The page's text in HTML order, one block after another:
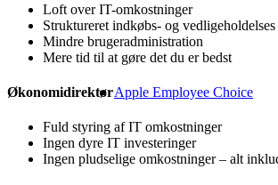
Apple Employee Choice
Loft over IT-omkostninger
Struktureret indkøbs- og vedligeholdelses
Mindre brugeradministration
Mere tid til at gøre det du er bedst
Økonomidirektør
Fuld styring af IT omkostninger
Ingen dyre IT investeringer
Ingen pludselige omkostninger – alt